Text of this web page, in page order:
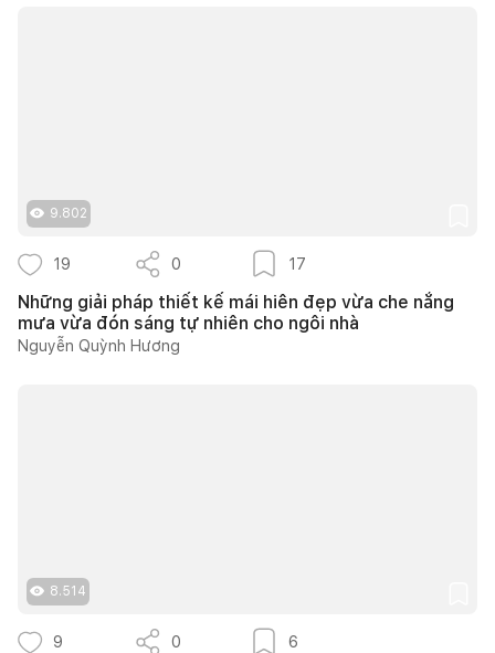
9.802
19 0 17
Những giải pháp thiết kế mái hiên đẹp vừa che nắng
mưa vừa đón sáng tự nhiên cho ngôi nhà
Nguyễn Quỳnh Hương
8.514
9 0 6